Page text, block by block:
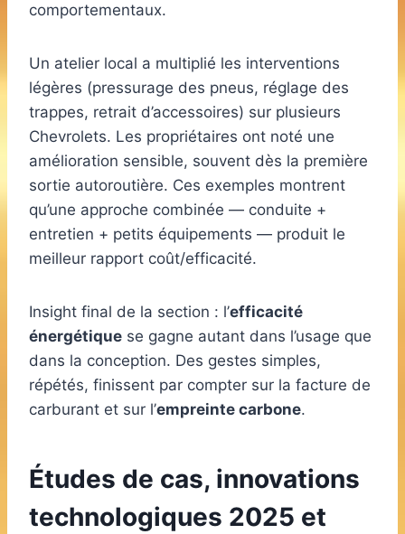
comportementaux.
Un atelier local a multiplié les interventions
légères (pressurage des pneus, réglage des
trappes, retrait d’accessoires) sur plusieurs
Chevrolets. Les propriétaires ont noté une
amélioration sensible, souvent dès la première
sortie autoroutière. Ces exemples montrent
qu’une approche combinée — conduite +
entretien + petits équipements — produit le
meilleur rapport coût/efficacité.
Insight final de la section : l’efficacité
énergétique se gagne autant dans l’usage que
dans la conception. Des gestes simples,
répétés, finissent par compter sur la facture de
carburant et sur l’empreinte carbone.
Études de cas, innovations
technologiques 2025 et